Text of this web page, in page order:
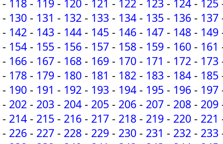
- 118 - 119 - 120 - 121 - 122 - 123 - 124 - 125
- 130 - 131 - 132 - 133 - 134 - 135 - 136 - 137
- 142 - 143 - 144 - 145 - 146 - 147 - 148 - 149
- 154 - 155 - 156 - 157 - 158 - 159 - 160 - 161
- 166 - 167 - 168 - 169 - 170 - 171 - 172 - 173
- 178 - 179 - 180 - 181 - 182 - 183 - 184 - 185
- 190 - 191 - 192 - 193 - 194 - 195 - 196 - 197
- 202 - 203 - 204 - 205 - 206 - 207 - 208 - 209
- 214 - 215 - 216 - 217 - 218 - 219 - 220 - 221
- 226 - 227 - 228 - 229 - 230 - 231 - 232 - 233